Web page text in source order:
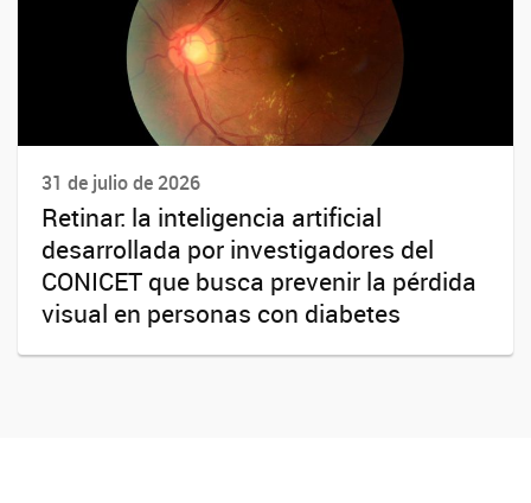
31 de julio de 2026
Retinar: la inteligencia artificial
desarrollada por investigadores del
CONICET que busca prevenir la pérdida
visual en personas con diabetes